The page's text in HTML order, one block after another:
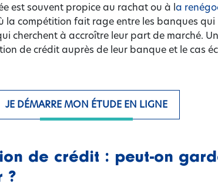
est souvent propice au rachat ou à la
la compétition fait rage entre les banques
cherchent à accroître leur part de marché.
de crédit auprès de leur banque et le cas
JE DÉMARRE MON ÉTUDE EN LIGNE
de crédit : peut-on
?